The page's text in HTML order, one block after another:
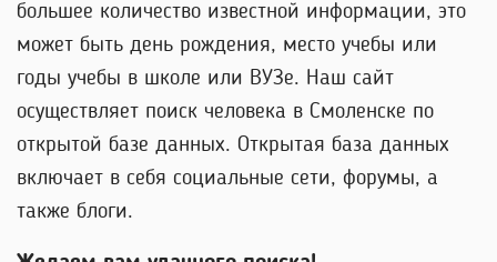
большее количество известной информации, это
может быть день рождения, место учебы или
годы учебы в школе или ВУЗе. Наш сайт
осуществляет поиск человека в Смоленске по
открытой базе данных. Открытая база данных
включает в себя социальные сети, форумы, а
также блоги.